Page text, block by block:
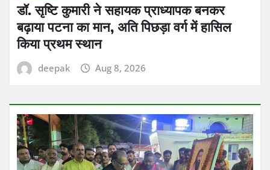
डॉ. सृष्टि कुमारी ने सहायक प्राध्यापक बनकर
बढ़ाया पटना का मान, अति पिछड़ा वर्ग में हासिल
किया प्रथम स्थान
deepak Aug 8, 2026